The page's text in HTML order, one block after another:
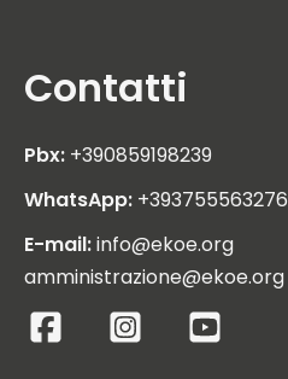
Contatti
Pbx: +390859198239
WhatsApp: +393755563276
E-mail:info@ekoe.org
amministrazione@ekoe.org